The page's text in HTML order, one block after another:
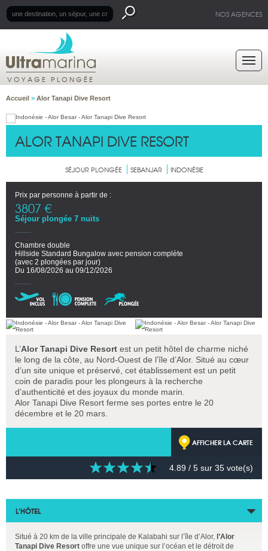
NOS AGENCES
VOYAGE PLONGÉE
Accueil > Alor Tanapi Dive Resort
ALOR TANAPI DIVE RESORT
SÉJOUR PLONGÉE SEBANJAR INDONÉSIE
Prix par personne à partir de :
3807 €
Séjour plongée 7 nuits
Chambre double
Hillside Standard Bungalow avec pension complète
(avec 2 plongées par jour)
Du 16/08/2026 au 09/12/2026
L’Alor Tanapi Dive Resort est un petit hôtel de charme niché
le long de la côte, au Nord-Ouest de l’île d’Alor. Situé au cœur
d’un site unique et préservé, cet établissement est un petit
coin de paradis pour les plongeurs à la recherche
d’authenticité et des joyaux du monde marin.
Alor Tanapi Dive Resort ferme ses portes entre le 20
décembre et le 20 mars.
AFFICHER LA CARTE
4.89 / 5 sur 35 vote(s)
L’HÔTEL
Situé à 20 km de la ville principale de Kalabahi sur l’île d’Alor, l’Alor
Tanapi Dive Resort offre une vue unique sur l’océan et le détroit de